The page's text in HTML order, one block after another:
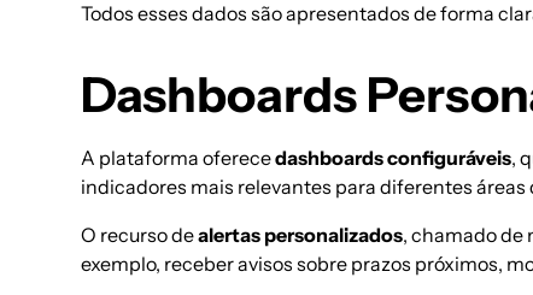
Todos esses dados são apresentados de forma
Dashboards
A plataforma oferecedashboards configuráveis,
indicadores mais relevantes para diferentes áreas
O recurso dealertas personalizados, chamado de
exemplo, receber avisos sobre prazos próximos,